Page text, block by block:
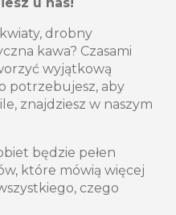
drobny
kawa? Czasami
wyjątkową
potrzebujesz, aby
znajdziesz w naszym
będzie pełen
które mówią więcej
czego